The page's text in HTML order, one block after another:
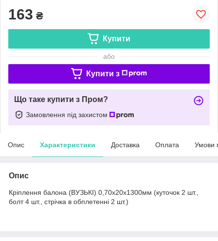
163 ₴
Купити
або
Купити з
Що таке купити з Пром?
Замовлення під захистом
Опис Характеристики Доставка Оплата Умови
Опис
Кріплення балона (ВУЗЬКІ) 0,70х20х1300мм (куточок 2 шт.,
болт 4 шт., стрічка в обплетенні 2 шт.)